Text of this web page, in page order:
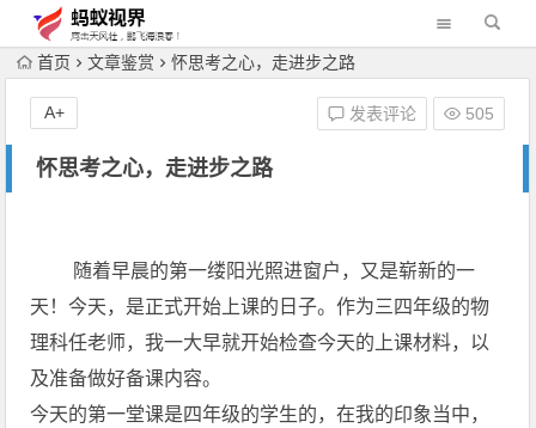
首页 文章鉴赏 怀思考之心，走进步之路
怀思考之心，走进步之路
发表评论 505
A+
随着早晨的第一缕阳光照进窗户，又是崭新的一
天！今天，是正式开始上课的日子。作为三四年级的物
理科任老师，我一大早就开始检查今天的上课材料，以
及准备做好备课内容。
今天的第一堂课是四年级的学生的，在我的印象当中，